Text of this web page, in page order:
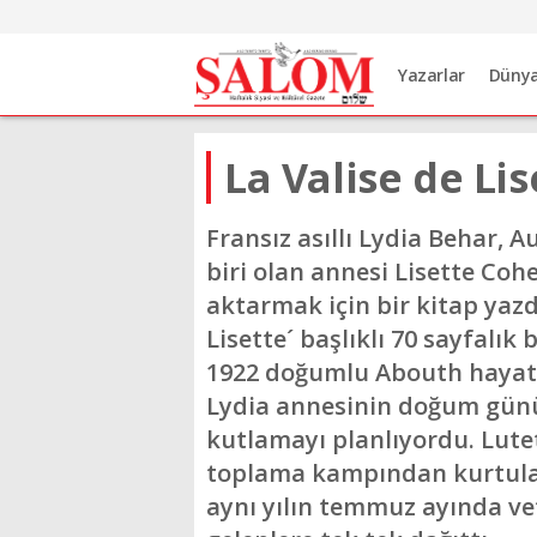
Yazarlar
La Valise de
Fransız asıllı Lydia
biri olan annesi Lisette
aktarmak için bir kitap
Lisette´ başlıklı 70 sayfalık
1922 doğumlu Abouth
Lydia annesinin doğum
kutlamayı planlıyordu.
toplama kampından
aynı yılın temmuz ayında